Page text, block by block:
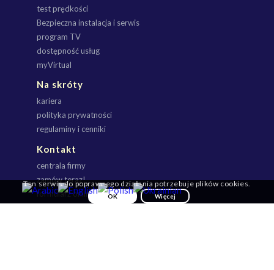
test prędkości
Bezpieczna instalacja i serwis
program TV
dostępność usług
myVirtual
Na skróty
kariera
polityka prywatności
regulaminy i cenniki
Kontakt
centrala firmy
zamów teraz!
formularz online
Ten serwis do poprawnego działania potrzebuje plików cookies.
OK Więcej